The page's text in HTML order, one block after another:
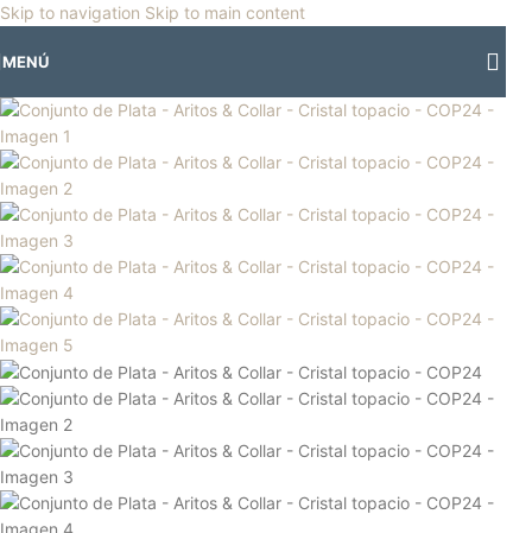
Skip to navigation Skip to main content
🎡Horario especial por vacaciones agostinas
MENÚ
Agotado